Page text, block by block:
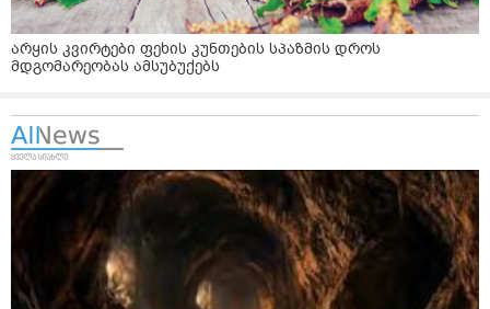
არყის კვირტები ფეხის კუნთების სპაზმის დროს
მდგომარეობას ამსუბუქებს